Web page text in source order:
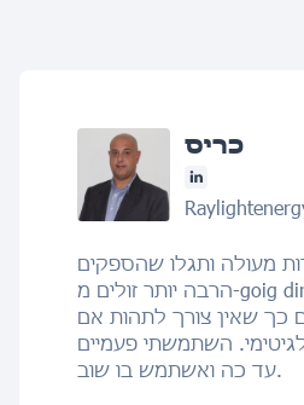
כריס
מעולה ותגלו שהספקים
הרבה יותר זולים מ-goig direct. כל עורכי הדין
כך שאין צורך לתהות אם
השתמשתי פעמיים
עד כה ואשתמש בו שוב.